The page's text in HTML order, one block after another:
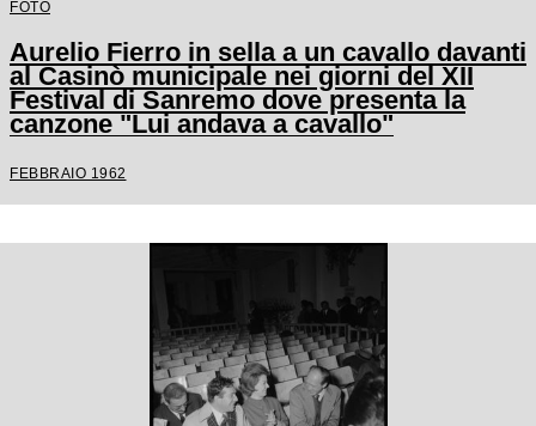
FOTO
Aurelio Fierro in sella a un cavallo davanti
al Casinò municipale nei giorni del XII
Festival di Sanremo dove presenta la
canzone "Lui andava a cavallo"
FEBBRAIO 1962